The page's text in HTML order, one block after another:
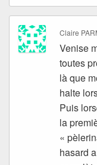
Claire
Venise
toutes
là que
halte
Puis
la
«
hasard